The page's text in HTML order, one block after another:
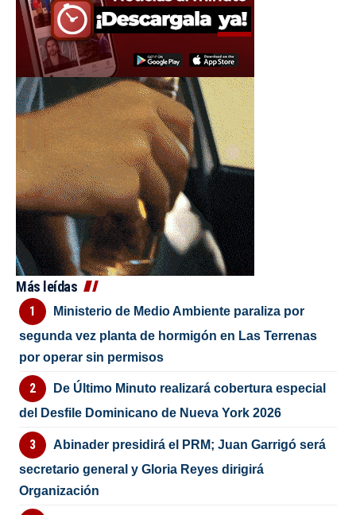
Más leídas
Ministerio de Medio Ambiente paraliza por
segunda vez planta de hormigón en Las Terrenas
por operar sin permisos
De Último Minuto realizará cobertura especial
del Desfile Dominicano de Nueva York 2026
Abinader presidirá el PRM; Juan Garrigó será
secretario general y Gloria Reyes dirigirá
Organización